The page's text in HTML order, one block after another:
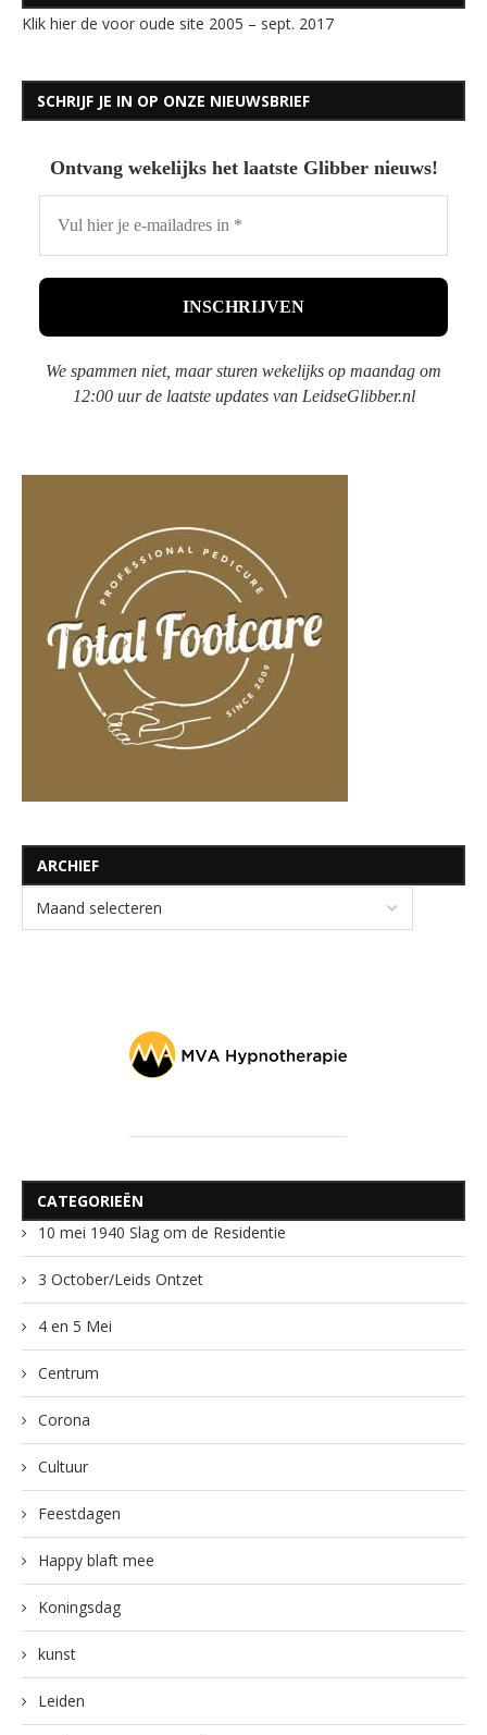
Klik hier de voor oude site 2005 – sept. 2017
SCHRIJF JE IN OP ONZE NIEUWSBRIEF
Ontvang wekelijks het laatste Glibber nieuws!
We spammen niet, maar sturen wekelijks op maandag om
12:00 uur de laatste updates van LeidseGlibber.nl
ARCHIEF
CATEGORIEËN
10 mei 1940 Slag om de Residentie
3 October/Leids Ontzet
4 en 5 Mei
Centrum
Corona
Cultuur
Feestdagen
Happy blaft mee
Koningsdag
kunst
Leiden